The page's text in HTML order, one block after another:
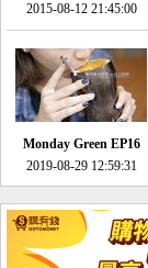
promo-我想開間咖啡
館(謝佳凌)
2015-08-12 21:45:00
Monday Green EP16
超意外~環保原來可以
邊玩邊做！
2019-08-29 12:59:31